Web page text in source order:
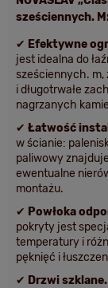
sześciennych.
✔ Efektywne
jest idealna do
sześciennych. m,
i długotrwałe
nagrzanych
✔ Łatwość
w ścianie:
paliwowy
ewentualne
montażu.
✔ Powłoka
pokryty jest
temperatury i
pęknięć i
✔ Drzwi szklane.